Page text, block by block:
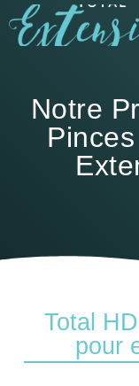
Notre
Total
pour